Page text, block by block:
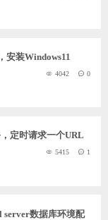
安装Windows11
4042 0
定时请求一个URL
5415 1
server数据库环境配